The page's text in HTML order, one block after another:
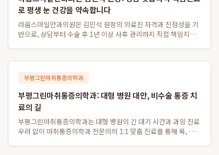
로 평생 눈 건강을 약속합니다
라움스마일안과의원은 김민석 원장의 의료진 자격과 진정성을 기
반으로, 상담부터 수술 후 1년 이상 사후 관리까지 직접 책임지는
스마일라식, 라섹, 안내렌즈삽...
부평그린마취통증의학과
부평그린마취통증의학과: 대형 병원 대안, 비수술 통증 치
료의 길
부평그린마취통증의학과는 대형 병원의 긴 대기 시간과 과잉 진료
우려 없이 마취통증의학과 전문의의 1:1 맞춤 진료를 통해 목, 허